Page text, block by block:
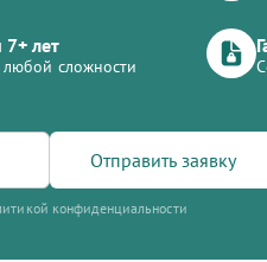
лет
сложности
Отправить заявку
конфиденциальности